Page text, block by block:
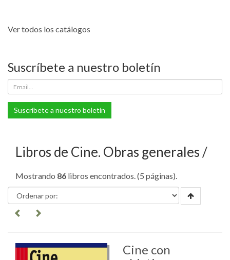
Ver todos los catálogos
Suscríbete a nuestro boletín
Suscríbete a nuestro boletín
Libros de Cine. Obras generales
Mostrando 86 libros encontrados. (5 páginas).
Cine con